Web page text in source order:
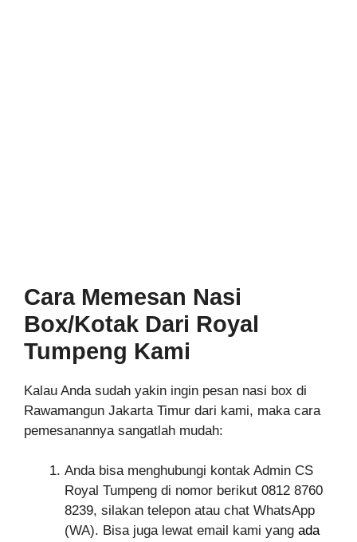
Cara Memesan Nasi
Box/Kotak Dari Royal
Tumpeng Kami
Kalau Anda sudah yakin ingin pesan nasi box di
Rawamangun Jakarta Timur dari kami, maka cara
pemesanannya sangatlah mudah:
Anda bisa menghubungi kontak Admin CS
Royal Tumpeng di nomor berikut 0812 8760
8239, silakan telepon atau chat WhatsApp
(WA). Bisa juga lewat email kami yang ada